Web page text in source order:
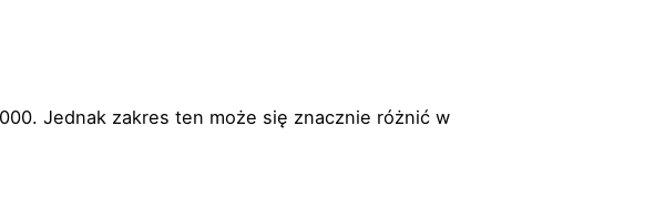
Jednak zakres ten może się znacznie różnić w